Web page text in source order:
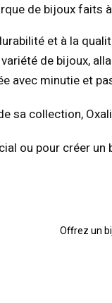
de bijoux faits
et à la
de bijoux,
avec minutie et
sa collection,
ou pour créer
Offrez un